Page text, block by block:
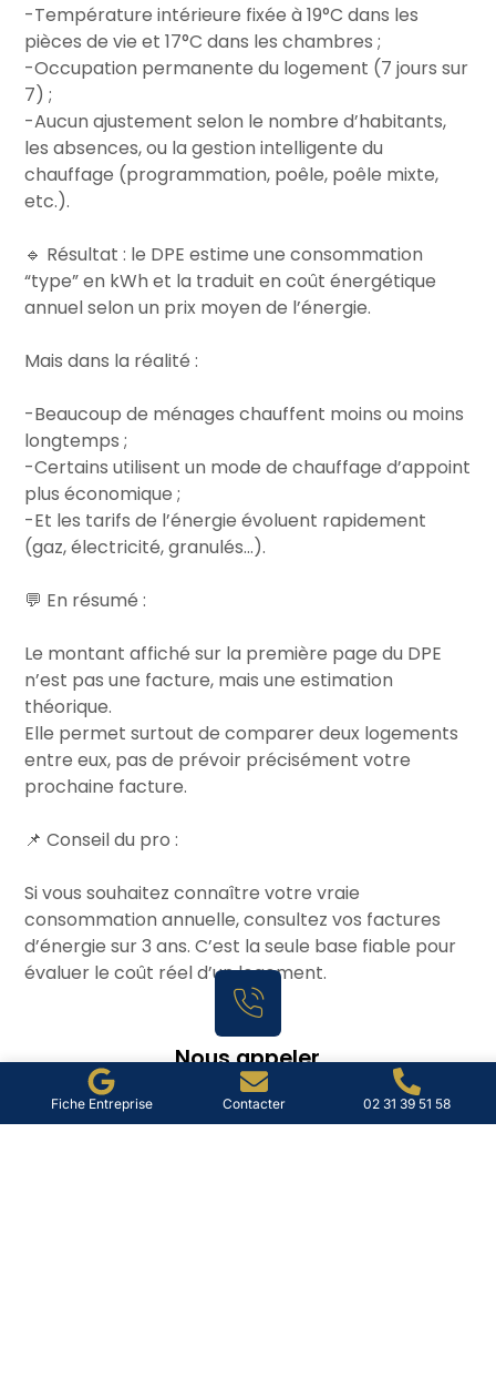
Fiche Entreprise Contacter 02 31 39 51 58
-Température intérieure fixée à 19°C dans les
pièces de vie et 17°C dans les chambres ;
-Occupation permanente du logement (7 jours sur
7) ;
-Aucun ajustement selon le nombre d’habitants,
les absences, ou la gestion intelligente du
chauffage (programmation, poêle, poêle mixte,
etc.).
🔹 Résultat : le DPE estime une consommation
“type” en kWh et la traduit en coût énergétique
annuel selon un prix moyen de l’énergie.
Mais dans la réalité :
-Beaucoup de ménages chauffent moins ou moins
longtemps ;
-Certains utilisent un mode de chauffage d’appoint
plus économique ;
-Et les tarifs de l’énergie évoluent rapidement
(gaz, électricité, granulés…).
💬 En résumé :
Le montant affiché sur la première page du DPE
n’est pas une facture, mais une estimation
théorique.
Elle permet surtout de comparer deux logements
entre eux, pas de prévoir précisément votre
prochaine facture.
📌 Conseil du pro :
Si vous souhaitez connaître votre vraie
consommation annuelle, consultez vos factures
d’énergie sur 3 ans. C’est la seule base fiable pour
évaluer le coût réel d’un logement.
Nous appeler
02 31 39 51 58